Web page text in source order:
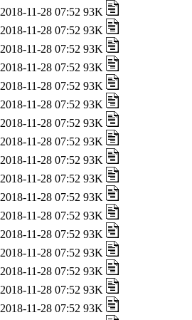
2018-11-28 07:52 93K
2018-11-28 07:52 93K
2018-11-28 07:52 93K
2018-11-28 07:52 93K
2018-11-28 07:52 93K
2018-11-28 07:52 93K
2018-11-28 07:52 93K
2018-11-28 07:52 93K
2018-11-28 07:52 93K
2018-11-28 07:52 93K
2018-11-28 07:52 93K
2018-11-28 07:52 93K
2018-11-28 07:52 93K
2018-11-28 07:52 93K
2018-11-28 07:52 93K
2018-11-28 07:52 93K
2018-11-28 07:52 93K